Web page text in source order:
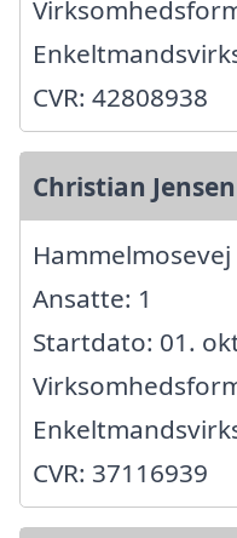
CVR: 42808938
Christian
Ansatte: 1
Startdato: 01.
CVR: 37116939